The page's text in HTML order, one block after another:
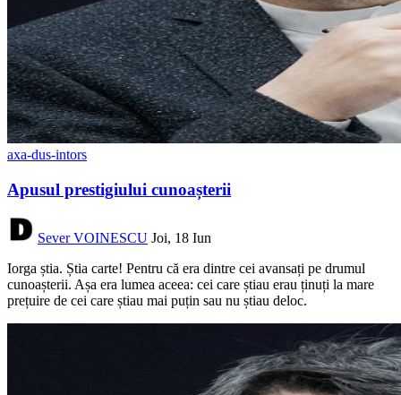
axa-dus-intors
Apusul prestigiului cunoașterii
Sever VOINESCU Joi, 18 Iun
Iorga știa. Știa carte! Pentru că era dintre cei avansați pe drumul
cunoașterii. Așa era lumea aceea: cei care știau erau ținuți la mare
prețuire de cei care știau mai puțin sau nu știau deloc.